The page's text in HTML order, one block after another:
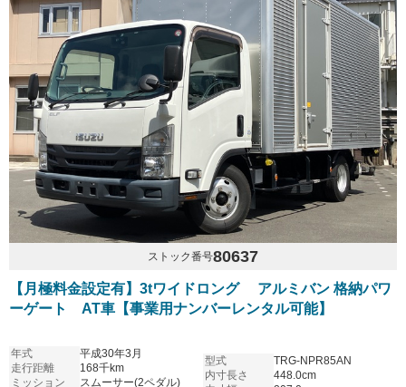
ストック番号80637
【月極料金設定有】3tワイドロング アルミバン 格納パワ
ーゲート AT車【事業用ナンバーレンタル可能】
年式
平成30年3月
走行距離
168千km
ミッション
スムーサー(2ペダル)
型式
TRG-NPR85AN
内寸長さ
448.0cm